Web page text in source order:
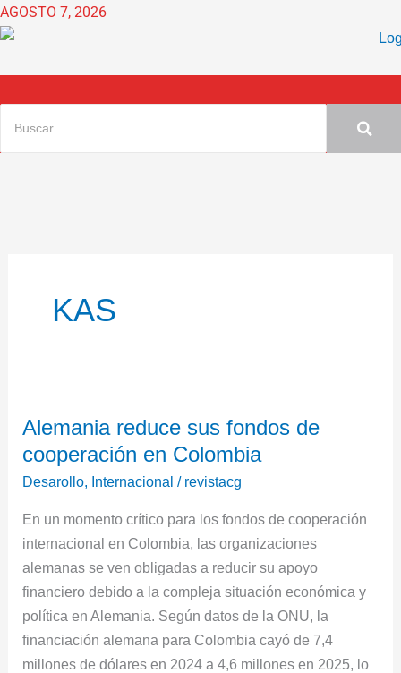
Ir
al
AGOSTO 7, 2026
KAS
Alemania reduce sus fondos de
cooperación en Colombia
Desarollo, Internacional / revistacg
En un momento crítico para los fondos de cooperación
internacional en Colombia, las organizaciones
alemanas se ven obligadas a reducir su apoyo
financiero debido a la compleja situación económica y
política en Alemania. Según datos de la ONU, la
financiación alemana para Colombia cayó de 7,4
millones de dólares en 2024 a 4,6 millones en 2025, lo
reduce
sus
fondos
cooperación
en
Colombia